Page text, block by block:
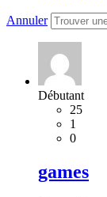
Annuler
Débutant
25
1
0
games